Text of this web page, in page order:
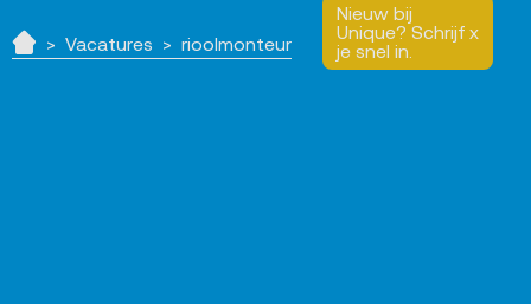
Nieuw bij
Unique? Schrijf
je snel in.
x
Vacatures rioolmonteur